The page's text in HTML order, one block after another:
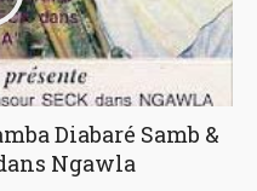
Diabaré Samb &
Ngawla